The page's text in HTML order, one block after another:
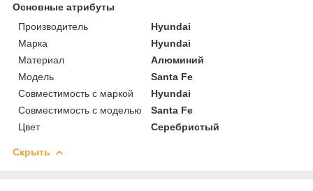
Основные атрибуты
Производитель
Hyundai
Марка
Hyundai
Материал
Алюминий
Модель
Santa Fe
Совместимость с маркой
Hyundai
Совместимость с моделью
Santa Fe
Цвет
Серебристый
Скрыть